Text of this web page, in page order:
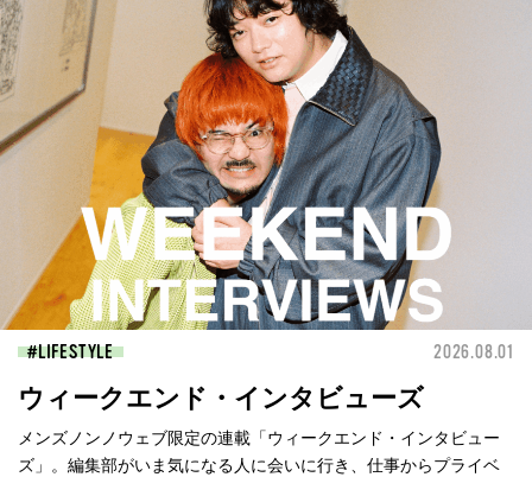
LIFESTYLE 2026.08.01
ウィークエンド・インタビューズ
メンズノンノウェブ限定の連載「ウィークエンド・インタビュー
ズ」。編集部がいま気になる人に会いに行き、仕事からプライベ